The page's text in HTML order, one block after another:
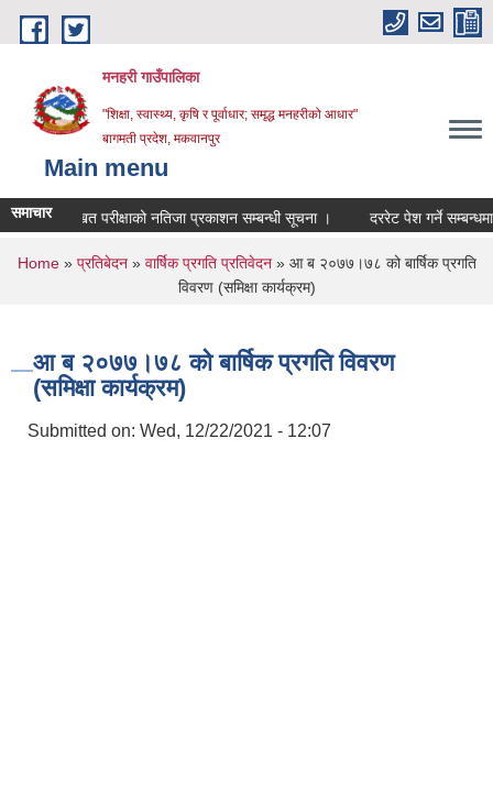
Skip to main content
मनहरी गाउँपालिका
"शिक्षा, स्वास्थ्य, कृषि र पूर्वाधार; समृद्ध मनहरीको आधार"
बागमती प्रदेश, मकवानपुर
Main menu
समाचार
लिखित परीक्षाको नतिजा प्रकाशन सम्बन्धी सूचना । दररेट पेश गर्ने सम्बन्धमा ।
You are here
Home» प्रतिबेदन» वार्षिक प्रगति प्रतिवेदन» आ ब २०७७।७८ को बार्षिक प्रगति
विवरण (समिक्षा कार्यक्रम)
आ ब २०७७।७८ को बार्षिक प्रगति विवरण
(समिक्षा कार्यक्रम)
Submitted on: Wed, 12/22/2021 - 12:07